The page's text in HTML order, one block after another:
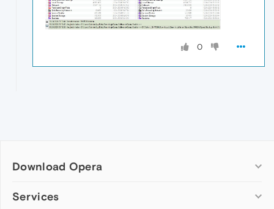
0
Download Opera
Computer browsers
Services